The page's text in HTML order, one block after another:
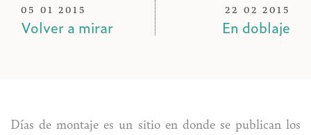
05 01 2015
Volver a mirar
22 02 2015
En doblaje
Días de montaje es un sitio en donde se publican los